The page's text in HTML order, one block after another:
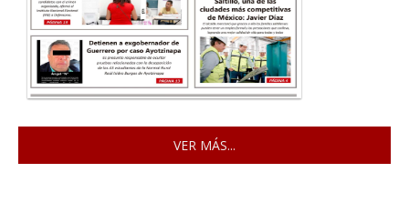
VER MÁS...